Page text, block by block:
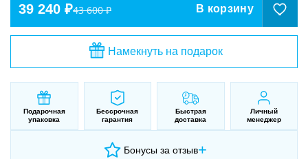
39 240 ₽43 600 ₽ В корзину
Намекнуть на подарок
Подарочная
упаковка
Бессрочная
гарантия
Быстрая
доставка
Личный
менеджер
Бонусы за отзыв+